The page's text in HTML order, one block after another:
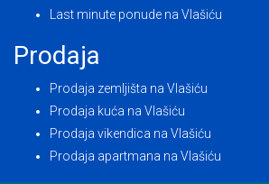
Last minute ponude na Vlašiću
Prodaja
Prodaja zemljišta na Vlašiću
Prodaja kuća na Vlašiću
Prodaja vikendica na Vlašiću
Prodaja apartmana na Vlašiću